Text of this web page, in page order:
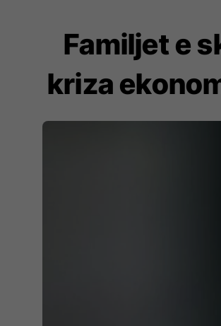
Familjet e
kriza